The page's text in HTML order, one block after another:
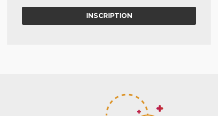
INSCRIPTION